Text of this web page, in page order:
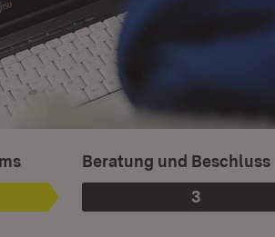
Phase
3
:
Beratung und Beschluss